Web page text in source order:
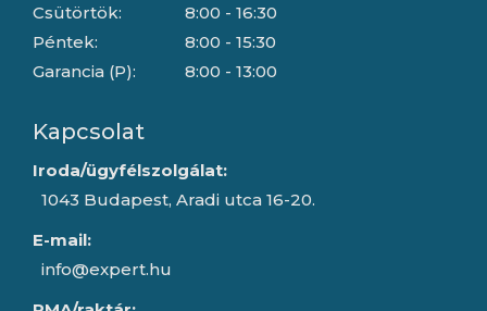
Csütörtök:
Péntek:
Garancia (P):
8:00 - 16:30
8:00 - 15:30
8:00 - 13:00
Kapcsolat
Iroda/ügyfélszolgálat:
1043 Budapest, Aradi utca 16-20.
E-mail:
info@expert.hu